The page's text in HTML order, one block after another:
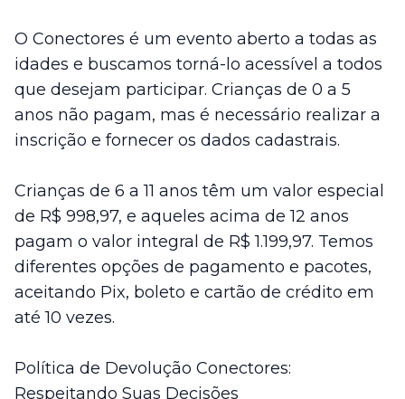
O Conectores é um evento aberto a todas as
idades e buscamos torná-lo acessível a todos
que desejam participar. Crianças de 0 a 5
anos não pagam, mas é necessário realizar a
inscrição e fornecer os dados cadastrais.
Crianças de 6 a 11 anos têm um valor especial
de R$ 998,97, e aqueles acima de 12 anos
pagam o valor integral de R$ 1.199,97. Temos
diferentes opções de pagamento e pacotes,
aceitando Pix, boleto e cartão de crédito em
até 10 vezes.
Política de Devolução Conectores:
Respeitando Suas Decisões